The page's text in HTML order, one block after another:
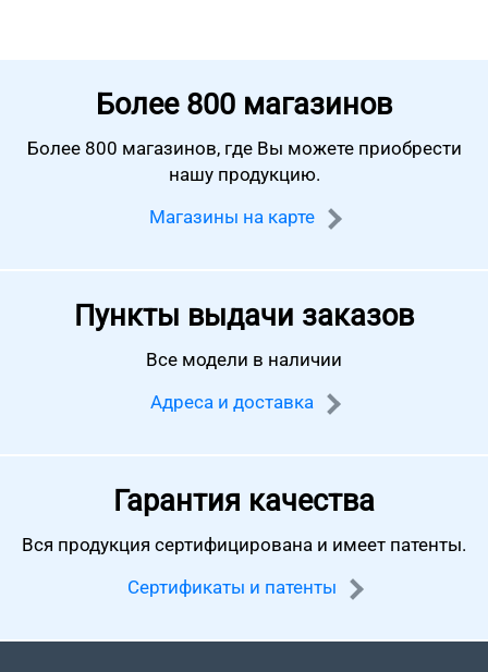
Более 800 магазинов
Более 800 магазинов, где Вы можете приобрести
нашу продукцию.
Магазины на карте
Пункты выдачи заказов
Все модели в наличии
Адреса и доставка
Гарантия качества
Вся продукция сертифицирована и имеет патенты.
Сертификаты и патенты